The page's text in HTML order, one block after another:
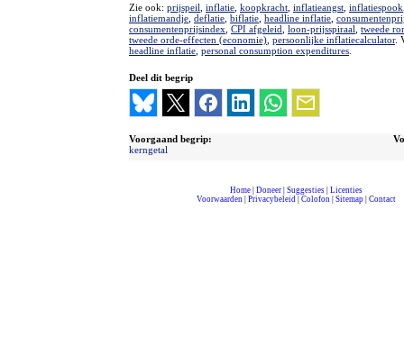
Zie ook: prijspeil inflatie koopkracht inflatieangst inflatiespook
inflatiemandje deflatie biflatie headline inflatie
consumentenprijsindex CPI afgeleid loon-prijsspiraal tweede
tweede orde-effecten (economie) persoonlijke inflatiecalculator.
headline inflatie personal consumption expenditures
Deel dit begrip
Voorgaand begrip:
kerngetal
Home| Doneer| Suggesties| Licenties
Voorwaarden
Privacybeleid Colofon Sitemap| Contact